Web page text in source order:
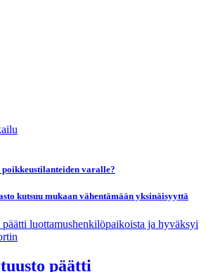
varalle?
kutsuu mukaan vähentämään yksinäisyyttä
päätti